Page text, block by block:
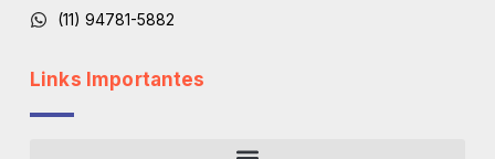
(11) 94781-5882
Links Importantes